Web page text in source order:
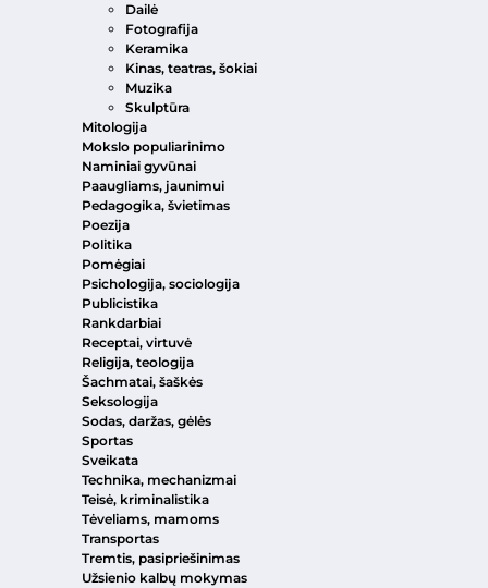
Dailė
Fotografija
Keramika
Kinas, teatras, šokiai
Muzika
Skulptūra
Mitologija
Mokslo populiarinimo
Naminiai gyvūnai
Paaugliams, jaunimui
Pedagogika, švietimas
Poezija
Politika
Pomėgiai
Psichologija, sociologija
Publicistika
Rankdarbiai
Receptai, virtuvė
Religija, teologija
Šachmatai, šaškės
Seksologija
Sodas, daržas, gėlės
Sportas
Sveikata
Technika, mechanizmai
Teisė, kriminalistika
Tėveliams, mamoms
Transportas
Tremtis, pasipriešinimas
Užsienio kalbų mokymas